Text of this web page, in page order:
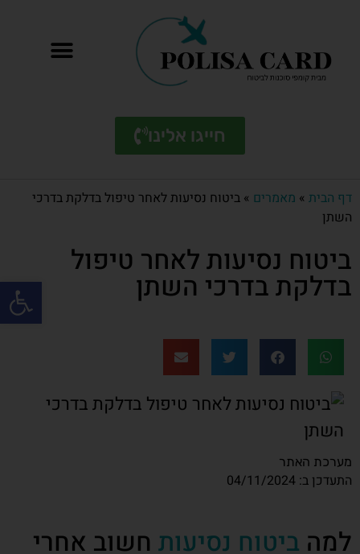
חייגו אלינו
דף הבית » מאמרים » ביטוח נסיעות לאחר טיפול בדלקת בדרכי
השתן
ביטוח נסיעות לאחר טיפול
בדלקת בדרכי השתן
מערכת האתר
התעדכן ב: 04/11/2024
למה ביטוח נסיעות חשוב אחרי
פתח